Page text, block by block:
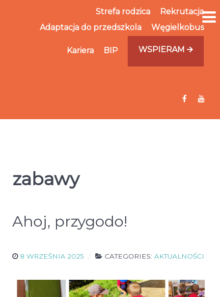
Strefa rodzica
Rekrutacja
Adaptacja do przedszkola
Węgielkobus
Kariera BIP WSPIERAM 🡪
zabawy
Ahoj, przygodo!
8 WRZEŚNIA 2025 CATEGORIES: AKTUALNOŚCI